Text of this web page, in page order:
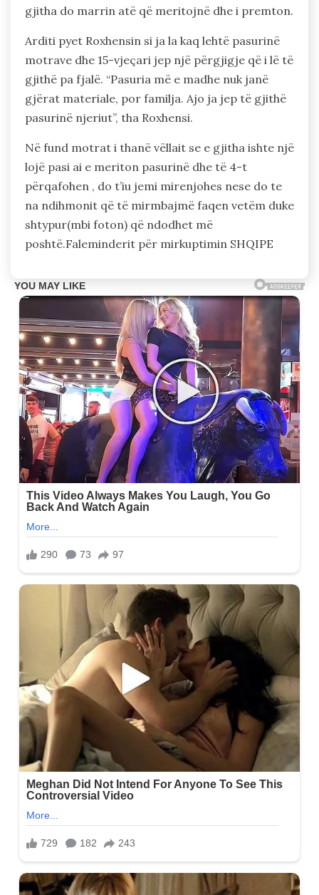
gjitha do marrin atë që meritojnë dhe i premton.
Arditi pyet Roxhensin si ja la kaq lehtë pasurinë
motrave dhe 15-vjeçari jep një përgjigje që i lë të
gjithë pa fjalë. “Pasuria më e madhe nuk janë
gjërat materiale, por familja. Ajo ja jep të gjithë
pasurinë njeriut”, tha Roxhensi.
Në fund motrat i thanë vëllait se e gjitha ishte një
lojë pasi ai e meriton pasurinë dhe të 4-t
përqafohen , do t’iu jemi mirenjohes nese do te
na ndihmonit që të mirmbajmë faqen vetëm duke
shtypur(mbi foton) që ndodhet më
poshtë.Faleminderit për mirkuptimin SHQIPE